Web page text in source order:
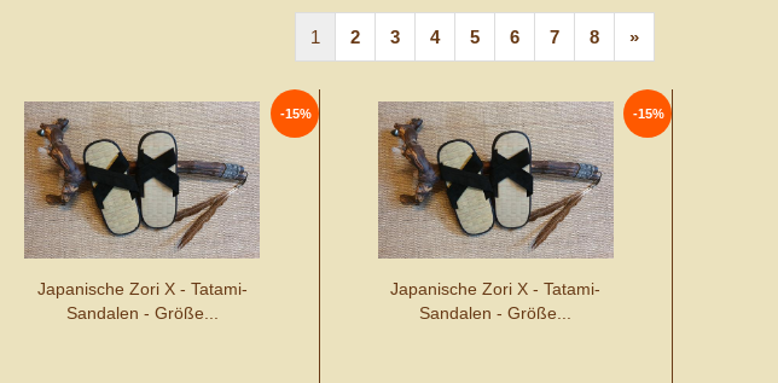
1 2 3 4 5 6 7 8 »
-15%
Japanische Zori X - Tatami-
Sandalen - Größe...
-15%
Japanische Zori X - Tatami-
Sandalen - Größe...